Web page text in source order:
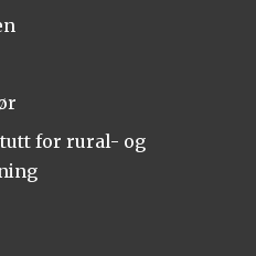
for rural- og